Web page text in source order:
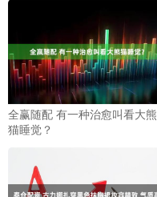
全赢随配 有一种治愈叫看大熊
猫睡觉？